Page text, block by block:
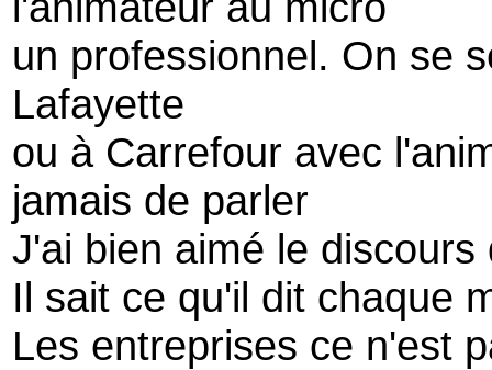
un professionnel. On se
Lafayette
ou à Carrefour avec
jamais de parler
J'ai bien aimé le discours
Il sait ce qu'il dit chaque
Les entreprises ce n'est